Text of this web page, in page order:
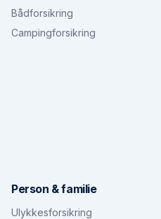
Bådforsikring
Campingforsikring
Person & familie
Ulykkesforsikring